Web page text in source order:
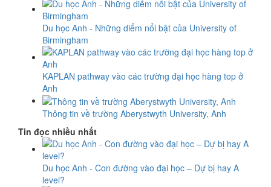
Du học Anh - Những diểm nổi bật của University of
Birmingham
KAPLAN pathway vào các trường đại học hàng top ở
Anh
Thông tin về trường Aberystwyth University, Anh
Tin đọc nhiều nhất
Du học Anh - Con đường vào đại học – Dự bị hay A
level?